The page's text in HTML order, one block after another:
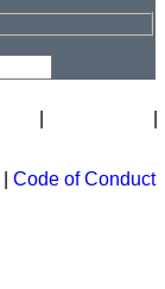
Code of Conduct